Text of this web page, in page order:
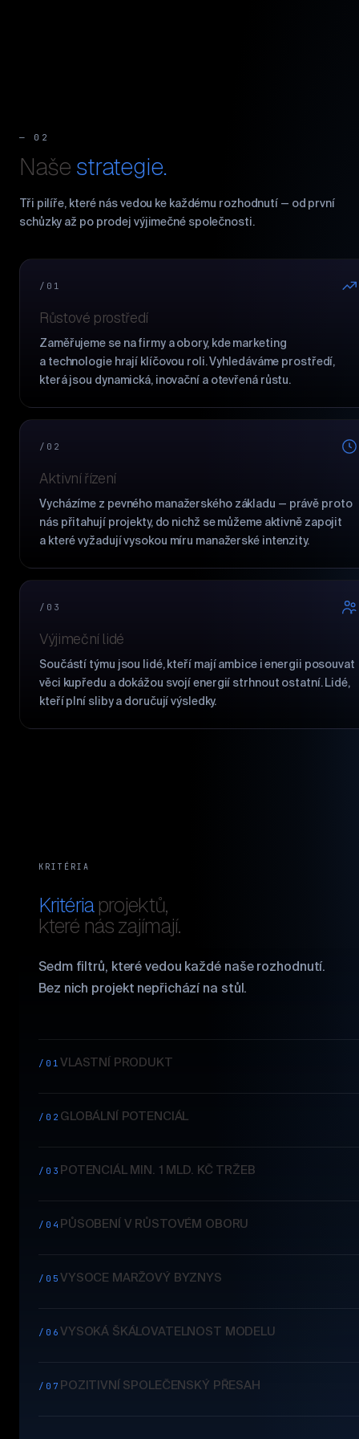
— 02
Naše strategie.
Tři pilíře, které nás vedou ke každému rozhodnutí — od první
schůzky až po prodej výjimečné společnosti.
/01
Zaměřujeme se na firmy a obory, kde marketing
a technologie hrají klíčovou roli. Vyhledáváme prostředí,
která jsou dynamická, inovační a otevřená růstu.
Růstové prostředí
/02
Vycházíme z pevného manažerského základu — právě proto
nás přitahují projekty, do nichž se můžeme aktivně zapojit
a které vyžadují vysokou míru manažerské intenzity.
Aktivní řízení
/03
Součástí týmu jsou lidé, kteří mají ambice i energii posouvat
věci kupředu a dokážou svojí energií strhnout ostatní. Lidé,
kteří plní sliby a doručují výsledky.
Výjimeční lidé
KRITÉRIA
Kritériaprojektů,
které nás zajímají.
Sedm filtrů, které vedou každé naše rozhodnutí.
Bez nich projekt nepřichází na stůl.
/01 VLASTNÍ PRODUKT
/02 GLOBÁLNÍ POTENCIÁL
/03 POTENCIÁL MIN. 1 MLD. KČ TRŽEB
/04 PŮSOBENÍ V RŮSTOVÉM OBORU
/05 VYSOCE MARŽOVÝ BYZNYS
/06 VYSOKÁ ŠKÁLOVATELNOST MODELU
/07 POZITIVNÍ SPOLEČENSKÝ PŘESAH